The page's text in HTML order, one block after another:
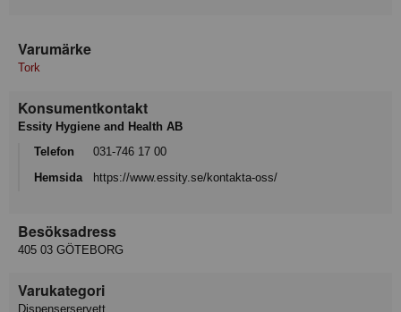
Varumärke
Tork
Konsumentkontakt
Essity Hygiene and Health AB
Telefon
031-746 17 00
Hemsida
https://www.essity.se/kontakta-oss/
Besöksadress
405 03 GÖTEBORG
Varukategori
Dispenserservett